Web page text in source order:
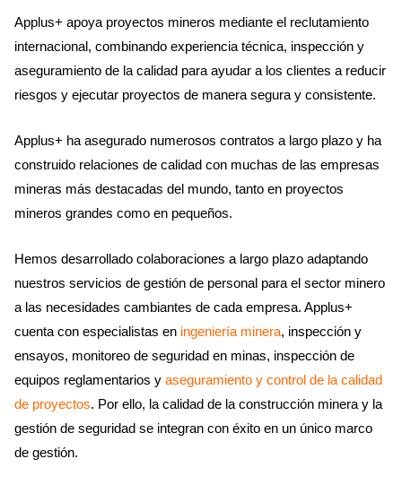
Applus+ apoya proyectos mineros mediante el reclutamiento
internacional, combinando experiencia técnica, inspección y
aseguramiento de la calidad para ayudar a los clientes a reducir
riesgos y ejecutar proyectos de manera segura y consistente.
Applus+ ha asegurado numerosos contratos a largo plazo y ha
construido relaciones de calidad con muchas de las empresas
mineras más destacadas del mundo, tanto en proyectos
mineros grandes como en pequeños.
Hemos desarrollado colaboraciones a largo plazo adaptando
nuestros servicios de gestión de personal para el sector minero
a las necesidades cambiantes de cada empresa. Applus+
cuenta con especialistas en ingeniería minera, inspección y
ensayos, monitoreo de seguridad en minas, inspección de
equipos reglamentarios y aseguramiento y control de la calidad
de proyectos. Por ello, la calidad de la construcción minera y la
gestión de seguridad se integran con éxito en un único marco
de gestión.